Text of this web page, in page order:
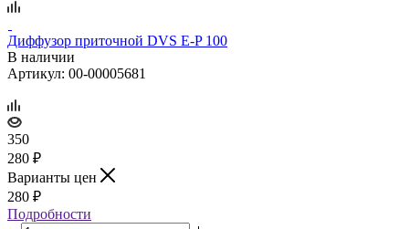
Диффузор приточной DVS E‑P 100
В наличии
Артикул: 00-00005681
350
280 ₽
Варианты цен
280 ₽
Подробности